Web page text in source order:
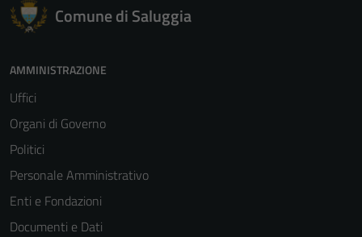
Comune di Saluggia
AMMINISTRAZIONE
Uffici
Organi di Governo
Politici
Personale Amministrativo
Enti e Fondazioni
Documenti e Dati